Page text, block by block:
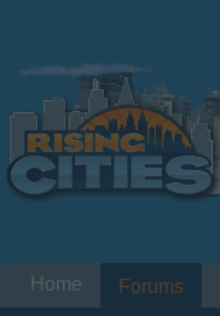
Home Forums